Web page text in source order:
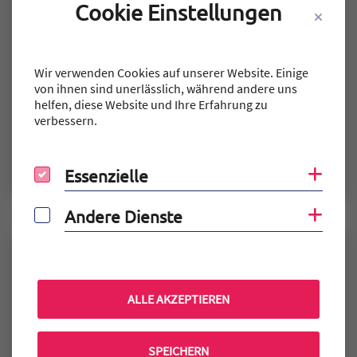
ENGLISCH
Stellvertretender Schulleiter
Zum Mitarbeiter "Knoll, Sascha"
Cookie Einstellungen
Wir verwenden Cookies auf unserer Website. Einige
von ihnen sind unerlässlich, während andere uns
helfen, diese Website und Ihre Erfahrung zu
verbessern.
Essenzielle
Essenzielle
Andere Dienste
Andere Dienste
ALLE AKZEPTIEREN
SPEICHERN